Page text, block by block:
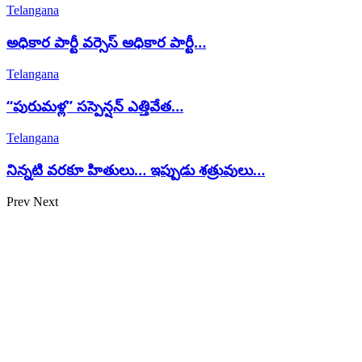
Telangana
అధికార పార్టీ వర్సెస్ అధికార పార్టీ…
Telangana
‘‘పురుమళ్ల’’ సస్పెన్షన్ ఎత్తివేత…
Telangana
నిన్నటి వరకూ హితులు… ఇప్పుడు శత్రువులు…
Prev Next